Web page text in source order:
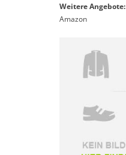
Weitere Angebote:
Amazon